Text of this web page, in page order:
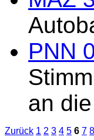
PNN
an
Zurück 1 2 3 4 5 6 7 8